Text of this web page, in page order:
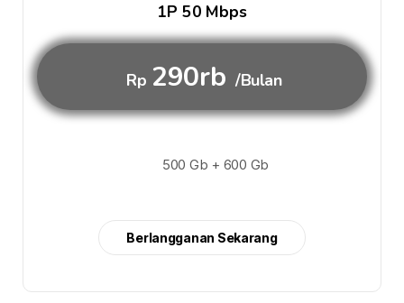
1P 50 Mbps
Rp 290rb /Bulan
500 Gb + 600 Gb
Berlangganan Sekarang